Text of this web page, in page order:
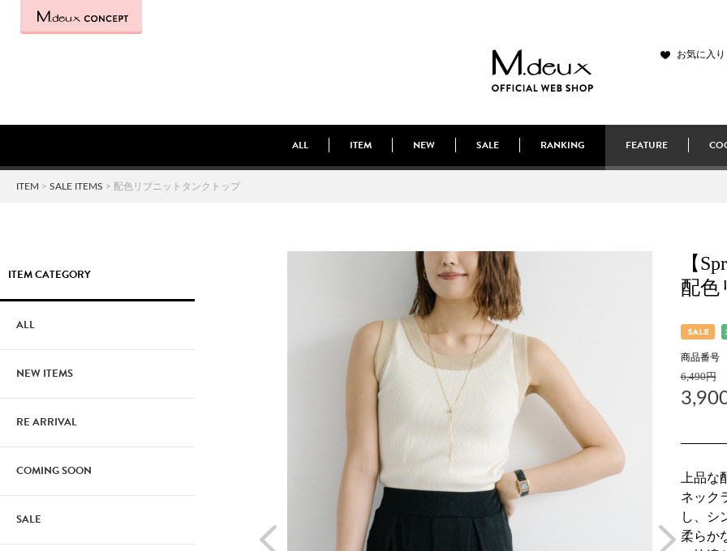
お気に入り
ALL ITEM NEW SALE RANKING FEATURE
ITEM > SALE ITEMS > 配色リブニットタンクトップ
ITEM CATEGORY
ALL
NEW ITEMS
RE ARRIVAL
COMING SOON
SALE
【
配色
商品番号
6,490円
上品
ネック
し、シ
柔らか